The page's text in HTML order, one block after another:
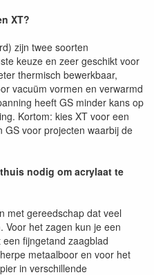
XT?
zijn twee soorten
keuze en zeer geschikt voor
thermisch bewerkbaar,
vacuüm vormen en verwarmd
heeft GS minder kans op
Kortom: kies XT voor een
GS voor projecten waarbij de
nodig om acrylaat te
met gereedschap dat veel
Voor het zagen kun je een
fijngetand zaagblad
metaalboor en voor het
in verschillende